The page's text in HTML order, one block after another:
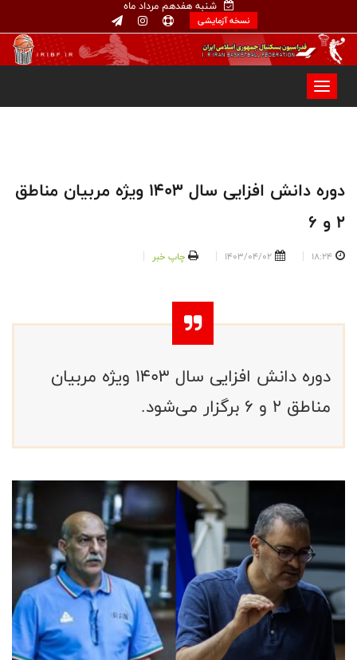
شنبه هفدهم مرداد ماه
نسخه آزمایشی
دوره دانش افزایی سال ۱۴۰۳ ویژه مربیان مناطق
۲ و ۶
18:24
1403/04/02 چاپ خبر
دوره دانش افزایی سال ۱۴۰۳ ویژه مربیان
مناطق ۲ و ۶ برگزار می‌شود.